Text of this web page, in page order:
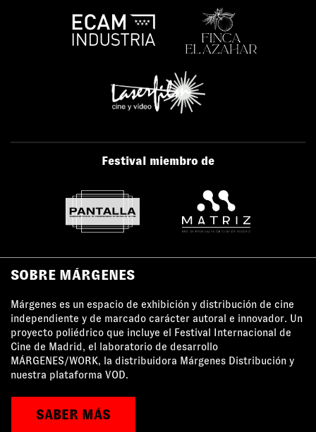
Festival miembro de
SOBRE MÁRGENES
Márgenes es un espacio de exhibición y distribución de cine
independiente y de marcado carácter autoral e innovador. Un
proyecto poliédrico que incluye el Festival Internacional de
Cine de Madrid, el laboratorio de desarrollo
MÁRGENES/WORK, la distribuidora Márgenes Distribución y
nuestra plataforma VOD.
SABER MÁS